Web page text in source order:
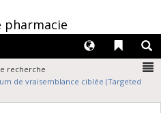
pharmacie
Liens
Langues
recherche
de vraisemblance ciblée (Targeted